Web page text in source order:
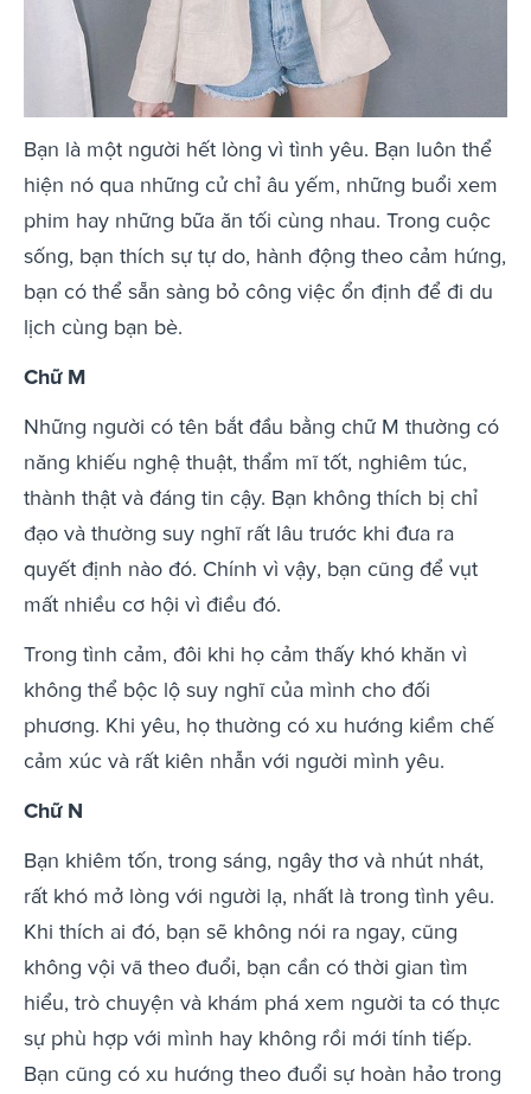
Bạn là một người hết lòng vì tình yêu. Bạn luôn thể
hiện nó qua những cử chỉ âu yếm, những buổi xem
phim hay những bữa ăn tối cùng nhau. Trong cuộc
sống, bạn thích sự tự do, hành động theo cảm hứng,
bạn có thể sẵn sàng bỏ công việc ổn định để đi du
lịch cùng bạn bè.
Chữ M
Những người có tên bắt đầu bằng chữ M thường có
năng khiếu nghệ thuật, thẩm mĩ tốt, nghiêm túc,
thành thật và đáng tin cậy. Bạn không thích bị chỉ
đạo và thường suy nghĩ rất lâu trước khi đưa ra
quyết định nào đó. Chính vì vậy, bạn cũng để vụt
mất nhiều cơ hội vì điều đó.
Trong tình cảm, đôi khi họ cảm thấy khó khăn vì
không thể bộc lộ suy nghĩ của mình cho đối
phương. Khi yêu, họ thường có xu hướng kiềm chế
cảm xúc và rất kiên nhẫn với người mình yêu.
Chữ N
Bạn khiêm tốn, trong sáng, ngây thơ và nhút nhát,
rất khó mở lòng với người lạ, nhất là trong tình yêu.
Khi thích ai đó, bạn sẽ không nói ra ngay, cũng
không vội vã theo đuổi, bạn cần có thời gian tìm
hiểu, trò chuyện và khám phá xem người ta có thực
sự phù hợp với mình hay không rồi mới tính tiếp.
Bạn cũng có xu hướng theo đuổi sự hoàn hảo trong